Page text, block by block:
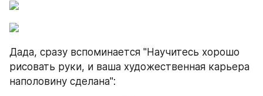
Дада, сразу вспоминается "Научитесь хорошо
рисовать руки, и ваша художественная карьера
наполовину сделана":